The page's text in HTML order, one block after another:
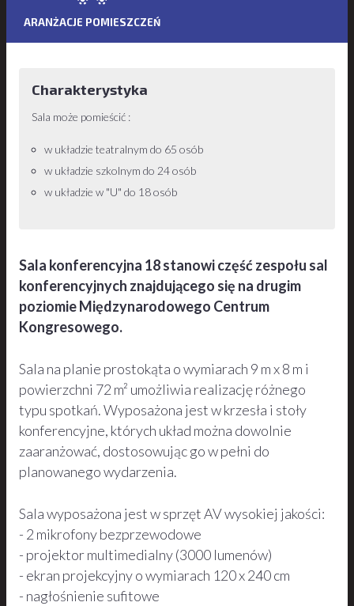
ARANŻACJE POMIESZCZEŃ
Charakterystyka
Sala może pomieścić :
w układzie teatralnym do 65 osób
w układzie szkolnym do 24 osób
w układzie w "U" do 18 osób
Sala konferencyjna 18 stanowi część zespołu sal
konferencyjnych znajdującego się na drugim
poziomie Międzynarodowego Centrum
Kongresowego.
Sala na planie prostokąta o wymiarach 9 m x 8 m i
powierzchni 72 m² umożliwia realizację różnego
typu spotkań. Wyposażona jest w krzesła i stoły
konferencyjne, których układ można dowolnie
zaaranżować, dostosowując go w pełni do
planowanego wydarzenia.
Sala wyposażona jest w sprzęt AV wysokiej jakości:
- 2 mikrofony bezprzewodowe
- projektor multimedialny (3000 lumenów)
- ekran projekcyjny o wymiarach 120 x 240 cm
- nagłośnienie sufitowe